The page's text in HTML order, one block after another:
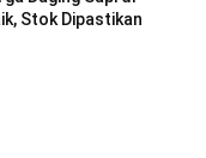
Stok Dipastikan